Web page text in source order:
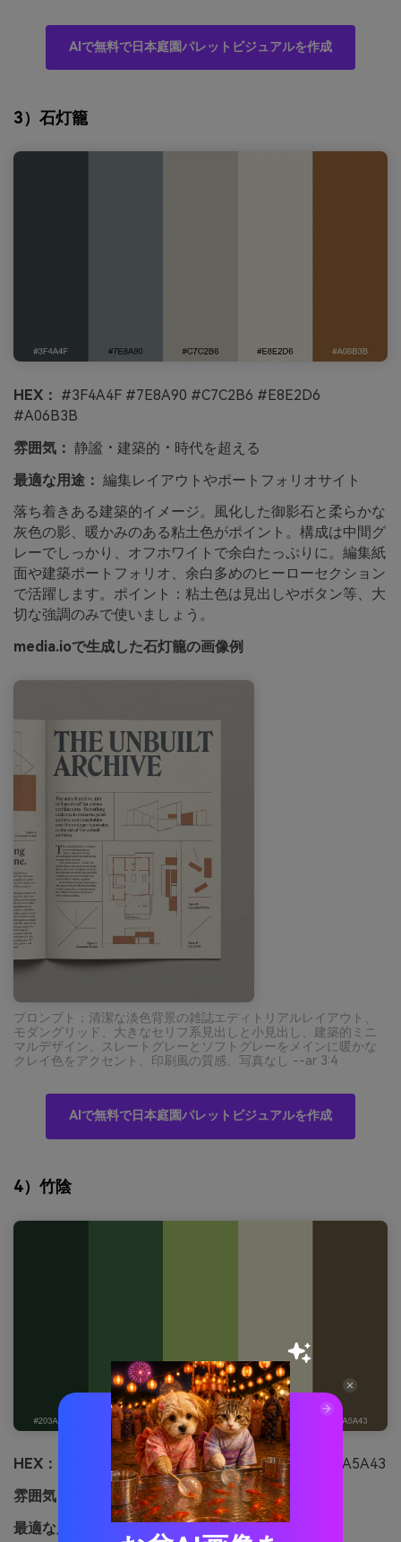
AIで無料で日本庭園パレットビジュアルを作成
3）石灯籠
HEX： #3F4A4F #7E8A90 #C7C2B6 #E8E2D6
#A06B3B
雰囲気： 静謐・建築的・時代を超える
最適な用途： 編集レイアウトやポートフォリオサイト
落ち着きある建築的イメージ。風化した御影石と柔らかな
灰色の影、暖かみのある粘土色がポイント。構成は中間グ
レーでしっかり、オフホワイトで余白たっぷりに。編集紙
面や建築ポートフォリオ、余白多めのヒーローセクション
で活躍します。ポイント：粘土色は見出しやボタン等、大
切な強調のみで使いましょう。
media.ioで生成した石灯籠の画像例
プロンプト：清潔な淡色背景の雑誌エディトリアルレイアウト、
モダングリッド、大きなセリフ系見出しと小見出し、建築的ミニ
マルデザイン、スレートグレーとソフトグレーをメインに暖かな
クレイ色をアクセント、印刷風の質感、写真なし --ar 3:4
AIで無料で日本庭園パレットビジュアルを作成
4）竹陰
HEX：
#203A2B #3F6B45 #A7C46A #E7E3C9 #6A5A43
雰囲気：
爽やか・木陰・ナチュラル
最適な用途：
エコ商品パッケージ